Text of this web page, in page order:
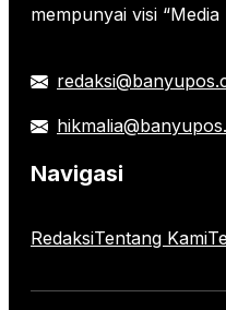
mempunyai visi
Navigasi
RedaksiTentang Kami